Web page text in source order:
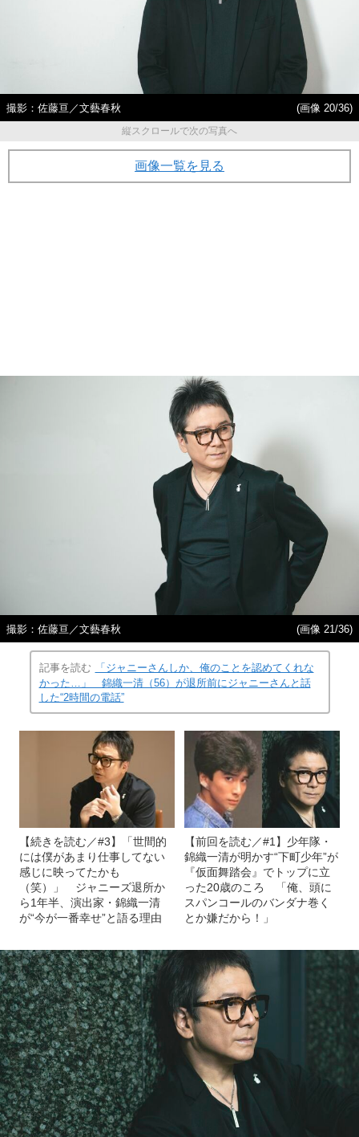
撮影：佐藤亘／文藝春秋
(画像 20/36)
縦スクロールで次の写真へ
画像一覧を見る
撮影：佐藤亘／文藝春秋 (画像 21/36)
記事を読む
「ジャニーさんしか、俺のことを認めてくれな
かった…」 錦織一清（56）が退所前にジャニーさんと話
した“2時間の電話”
【続きを読む／#3】「世間的
には僕があまり仕事してない
感じに映ってたかも
（笑）」 ジャニーズ退所か
ら1年半、演出家・錦織一清
が“今が一番幸せ”と語る理由
【前回を読む／#1】少年隊・
錦織一清が明かす“下町少年”が
『仮面舞踏会』でトップに立
った20歳のころ 「俺、頭に
スパンコールのバンダナ巻く
とか嫌だから！」